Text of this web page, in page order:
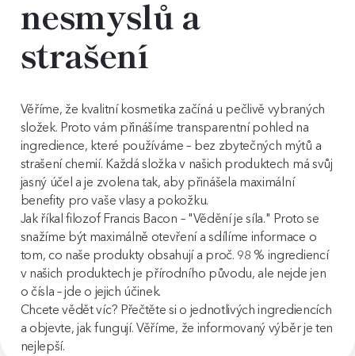
nesmyslů a
strašení
Věříme, že kvalitní kosmetika začíná u pečlivě vybraných
složek. Proto vám přinášíme transparentní pohled na
ingredience, které používáme – bez zbytečných mýtů a
strašení chemií. Každá složka v našich produktech má svůj
jasný účel a je zvolena tak, aby přinášela maximální
benefity pro vaše vlasy a pokožku.
Jak říkal filozof Francis Bacon – "Vědění je síla." Proto se
snažíme být maximálně otevření a sdílíme informace o
tom, co naše produkty obsahují a proč. 98 % ingrediencí
v našich produktech je přírodního původu, ale nejde jen
o čísla – jde o jejich účinek.
Chcete vědět víc? Přečtěte si o jednotlivých ingrediencích
a objevte, jak fungují. Věříme, že informovaný výběr je ten
nejlepší.